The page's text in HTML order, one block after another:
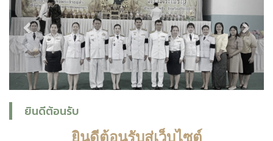
ยินดีต้อนรับ
ยินดีต้อนรับสู่เว็บไซต์